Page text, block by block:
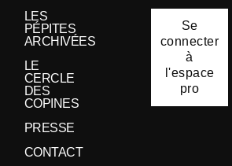
LES
PÉPITES
ARCHIVÉES
LE
CERCLE
DES
COPINES
PRESSE
CONTACT
Se
connecter
à
l'espace
pro